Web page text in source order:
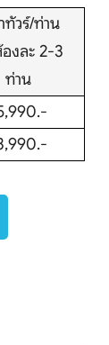
ทัวร์/ท่าน
งละ 2-3
ท่าน